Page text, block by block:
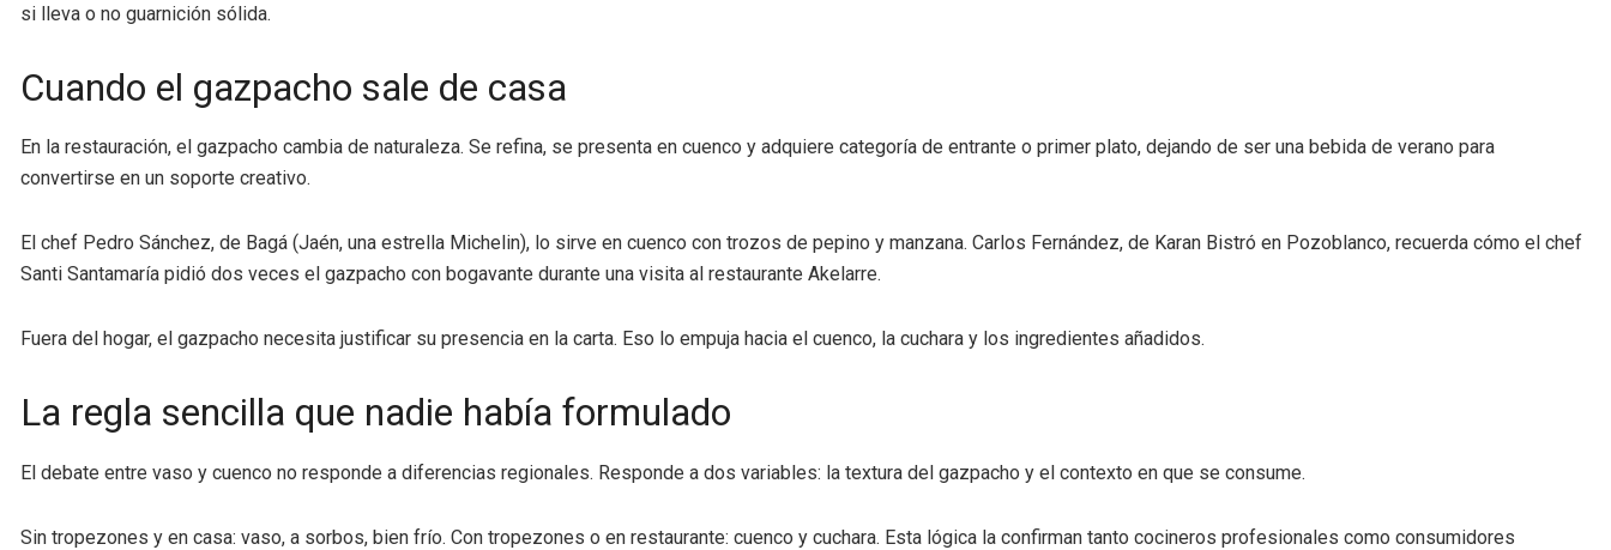
si lleva o no guarnición sólida.
Cuando el gazpacho sale de casa
En la restauración, el gazpacho cambia de naturaleza. Se refina, se presenta en cuenco y adquiere categoría de entrante o primer plato, dejando de ser una bebida de verano para
convertirse en un soporte creativo.
El chef Pedro Sánchez, de Bagá (Jaén, una estrella Michelin), lo sirve en cuenco con trozos de pepino y manzana. Carlos Fernández, de Karan Bistró en Pozoblanco, recuerda cómo el chef
Santi Santamaría pidió dos veces el gazpacho con bogavante durante una visita al restaurante Akelarre.
Fuera del hogar, el gazpacho necesita justificar su presencia en la carta. Eso lo empuja hacia el cuenco, la cuchara y los ingredientes añadidos.
La regla sencilla que nadie había formulado
El debate entre vaso y cuenco no responde a diferencias regionales. Responde a dos variables: la textura del gazpacho y el contexto en que se consume.
Sin tropezones y en casa: vaso, a sorbos, bien frío. Con tropezones o en restaurante: cuenco y cuchara. Esta lógica la confirman tanto cocineros profesionales como consumidores